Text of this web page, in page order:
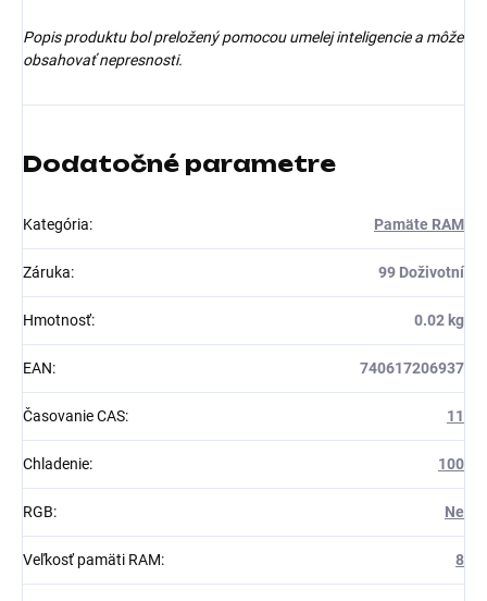
Popis produktu bol preložený pomocou umelej inteligencie a môže
obsahovať nepresnosti.
Dodatočné parametre
Kategória: Pamäte RAM
Záruka: 99 Doživotní
Hmotnosť: 0.02 kg
EAN: 740617206937
Časovanie CAS: 11
Chladenie: 100
RGB: Ne
Veľkosť pamäti RAM: 8